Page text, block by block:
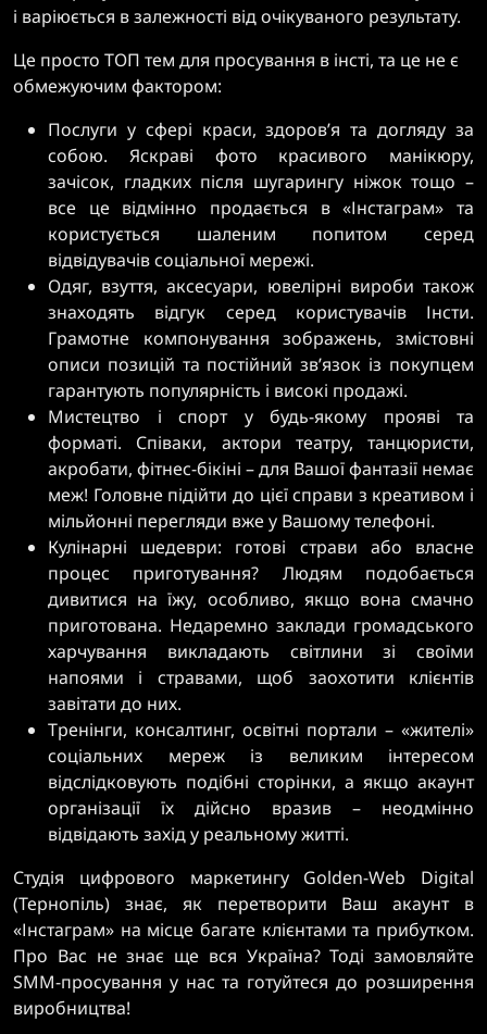
і варіюється в залежності від очікуваного результату.
Це просто ТОП тем для просування в інсті, та це не є
обмежуючим фактором:
Послуги у сфері краси, здоров’я та догляду за
собою. Яскраві фото красивого манікюру,
зачісок, гладких після шугарингу ніжок тощо –
все це відмінно продається в «Інстаграм» та
користується шаленим попитом серед
відвідувачів соціальної мережі.
Одяг, взуття, аксесуари, ювелірні вироби також
знаходять відгук серед користувачів Інсти.
Грамотне компонування зображень, змістовні
описи позицій та постійний зв’язок із покупцем
гарантують популярність і високі продажі.
Мистецтво і спорт у будь-якому прояві та
форматі. Співаки, актори театру, танцюристи,
акробати, фітнес-бікіні – для Вашої фантазії немає
меж! Головне підійти до цієї справи з креативом і
мільйонні перегляди вже у Вашому телефоні.
Кулінарні шедеври: готові страви або власне
процес приготування? Людям подобається
дивитися на їжу, особливо, якщо вона смачно
приготована. Недаремно заклади громадського
харчування викладають світлини зі своїми
напоями і стравами, щоб заохотити клієнтів
завітати до них.
Тренінги, консалтинг, освітні портали – «жителі»
соціальних мереж із великим інтересом
відслідковують подібні сторінки, а якщо акаунт
організації їх дійсно вразив – неодмінно
відвідають захід у реальному житті.
Студія цифрового маркетингу Golden-Web Digital
(Тернопіль) знає, як перетворити Ваш акаунт в
«Інстаграм» на місце багате клієнтами та прибутком.
Про Вас не знає ще вся Україна? Тоді замовляйте
SMM-просування у нас та готуйтеся до розширення
виробництва!